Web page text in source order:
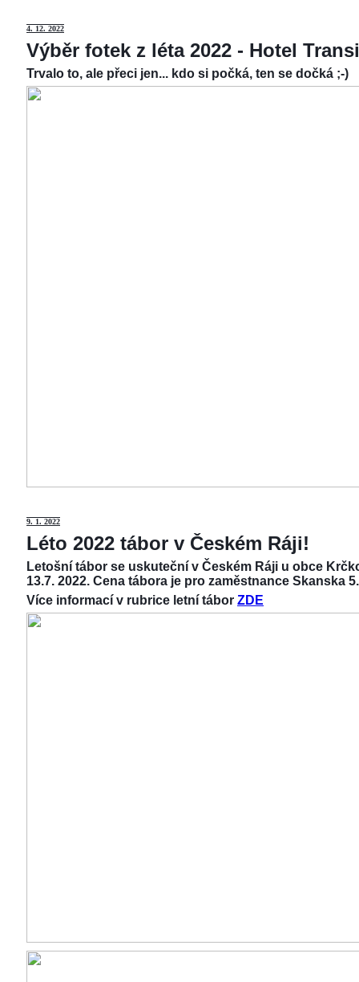
4. 12. 2022
Výběr fotek z léta 2022 - Hotel
Trvalo to, ale přeci jen... kdo si počká, ten se dočká ;-)
9. 1. 2022
Léto 2022 tábor v Českém Ráji!
Letošní tábor se uskuteční v Českém Ráji u obce
13.7. 2022. Cena tábora je pro zaměstnance Skanska
Více informací v rubrice letní tábor ZDE